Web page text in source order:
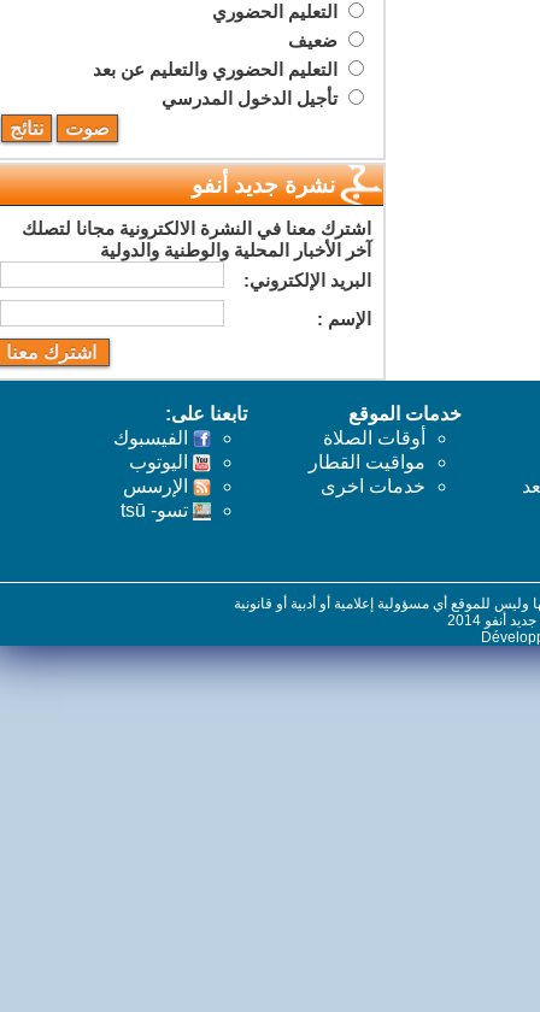
التعليم الحضوري
ضعيف
التعليم الحضوري والتعليم عن بعد
تأجيل الدخول المدرسي
نشرة جديد أنفو
اشترك معنا في النشرة الالكترونية مجانا لتصلك
آخر الأخبار المحلية والوطنية والدولية
البريد اﻹلكتروني:
اﻹسم :
خدمات الموقع
أوقات الصلاة
مواقيت القطار
خدمات اخرى
تابعنا على:
الفيسبوك
اليوتوب
اﻹرسس
تسو- tsū
للموقع أي مسؤولية إعلامية أو أدبية أو قانونية
2014